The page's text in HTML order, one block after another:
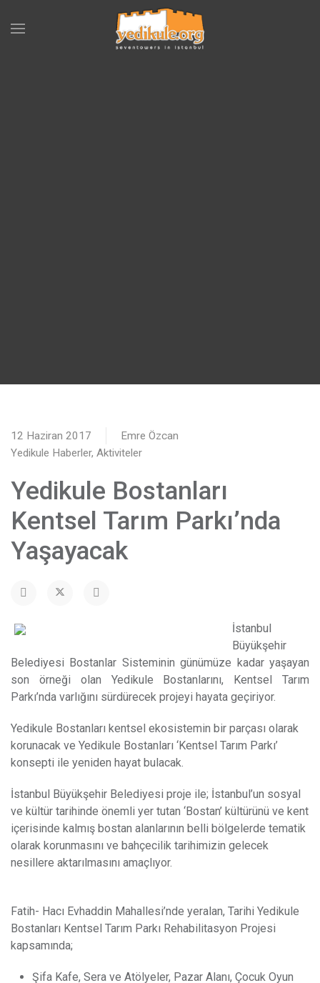
12 Haziran 2017
Emre Özcan
Yedikule Haberler, Aktiviteler
Yedikule Bostanları
Kentsel Tarım Parkı’nda
Yaşayacak
İstanbul
Büyükşehir
Belediyesi Bostanlar Sisteminin günümüze kadar yaşayan
son örneği olan Yedikule Bostanlarını, Kentsel Tarım
Parkı’nda varlığını sürdürecek projeyi hayata geçiriyor.
Yedikule Bostanları kentsel ekosistemin bir parçası olarak
korunacak ve Yedikule Bostanları ‘Kentsel Tarım Parkı’
konsepti ile yeniden hayat bulacak.
İstanbul Büyükşehir Belediyesi proje ile; İstanbul’un sosyal
ve kültür tarihinde önemli yer tutan ‘Bostan’ kültürünü ve kent
içerisinde kalmış bostan alanlarının belli bölgelerde tematik
olarak korunmasını ve bahçecilik tarihimizin gelecek
nesillere aktarılmasını amaçlıyor.
Fatih- Hacı Evhaddin Mahallesi’nde yeralan, Tarihi Yedikule
Bostanları Kentsel Tarım Parkı Rehabilitasyon Projesi
kapsamında;
Şifa Kafe, Sera ve Atölyeler, Pazar Alanı, Çocuk Oyun